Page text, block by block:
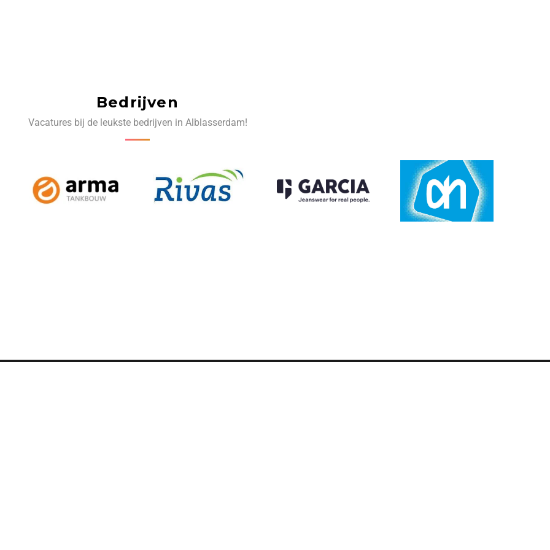
Bedrijven
Vacatures bij de leukste bedrijven in Alblasserdam!